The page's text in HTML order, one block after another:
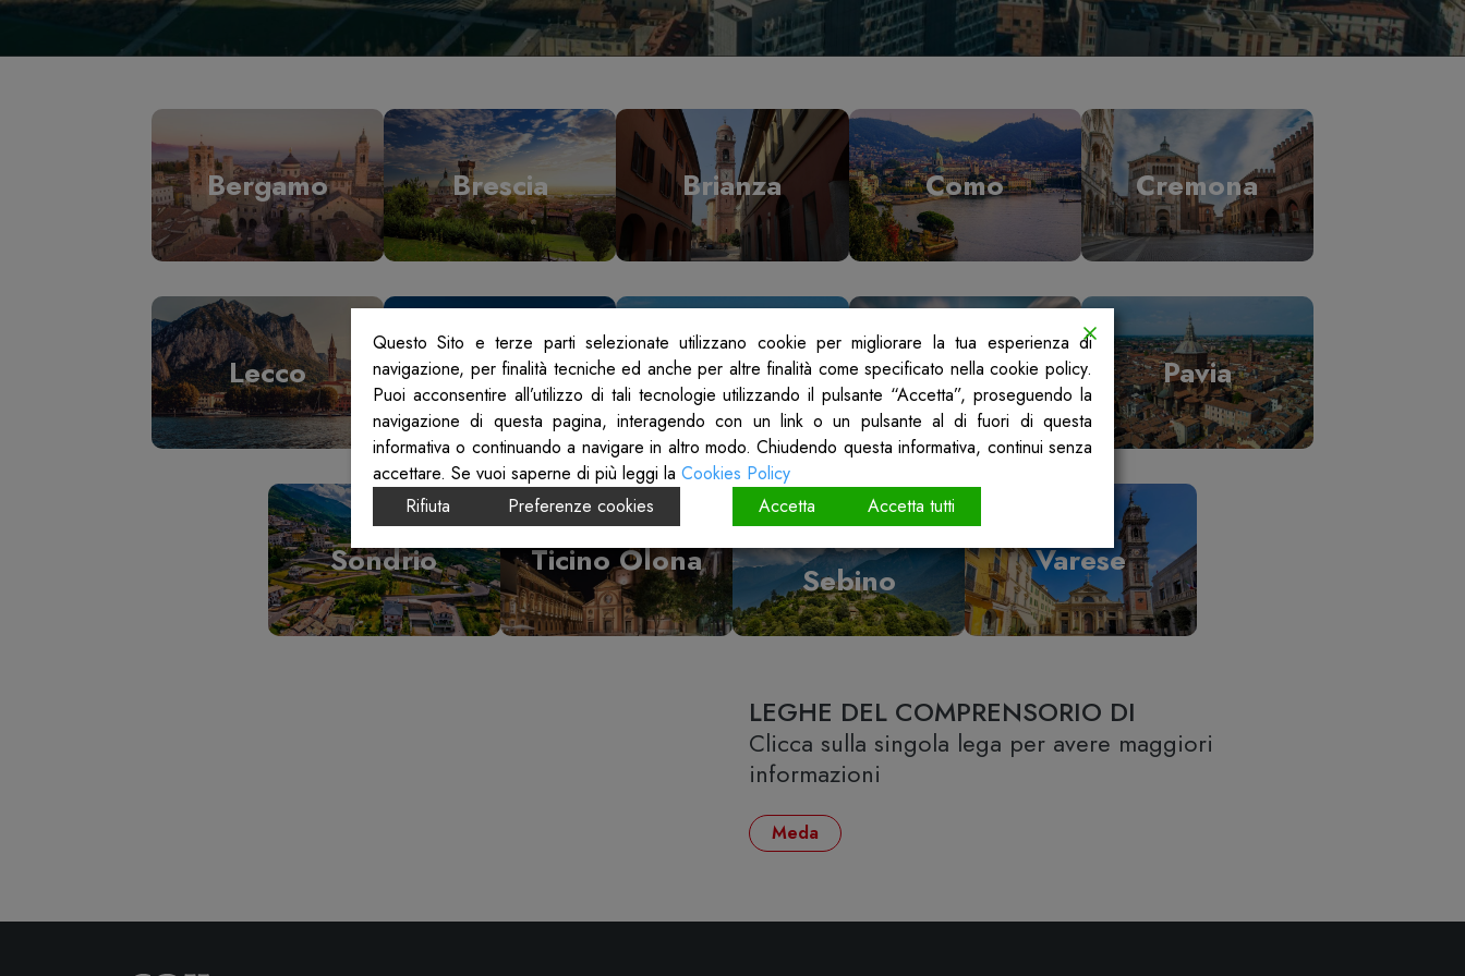
Bergamo Brescia Brianza Como Cremona
Lecco Lodi Mantova Milano Pavia
Sondrio Ticino Olona
Vallecamonica
Sebino
Varese
LEGHE DEL COMPRENSORIO DI
Clicca sulla singola lega per avere maggiori
informazioni
Meda
Questo Sito e terze parti selezionate utilizzano cookie per migliorare la tua esperienza di
navigazione, per finalità tecniche ed anche per altre finalità come specificato nella cookie policy.
Puoi acconsentire all’utilizzo di tali tecnologie utilizzando il pulsante “Accetta”, proseguendo la
navigazione di questa pagina, interagendo con un link o un pulsante al di fuori di questa
informativa o continuando a navigare in altro modo. Chiudendo questa informativa, continui senza
accettare. Se vuoi saperne di più leggi la Cookies Policy
Rifiuta
Preferenze cookies Accetta Accetta tutti